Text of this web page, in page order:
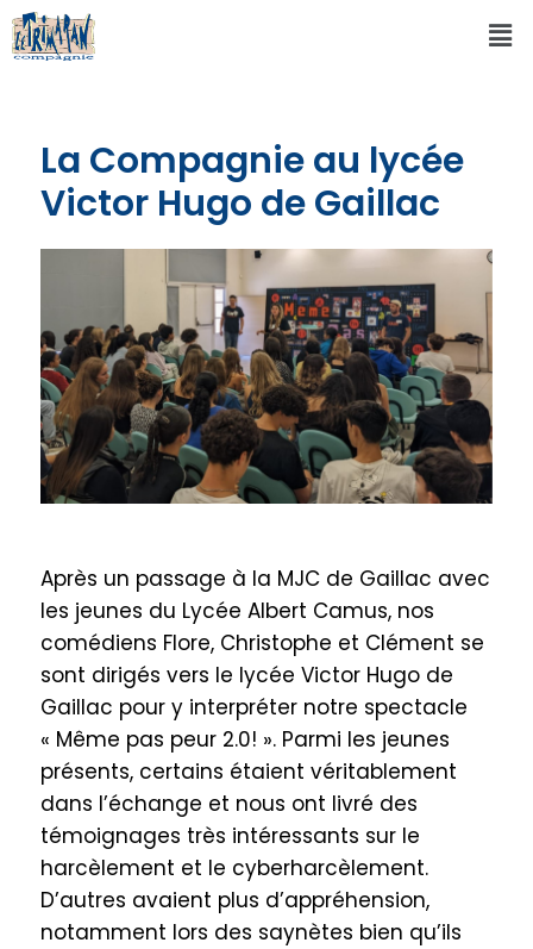
La Compagnie au lycée
Victor Hugo de Gaillac
Après un passage à la MJC de Gaillac avec
les jeunes du Lycée Albert Camus, nos
comédiens Flore, Christophe et Clément se
sont dirigés vers le lycée Victor Hugo de
Gaillac pour y interpréter notre spectacle
« Même pas peur 2.0! ». Parmi les jeunes
présents, certains étaient véritablement
dans l’échange et nous ont livré des
témoignages très intéressants sur le
harcèlement et le cyberharcèlement.
D’autres avaient plus d’appréhension,
notamment lors des saynètes bien qu’ils